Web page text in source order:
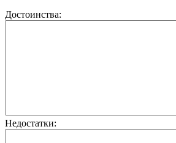
Достоинства:
Недостатки: